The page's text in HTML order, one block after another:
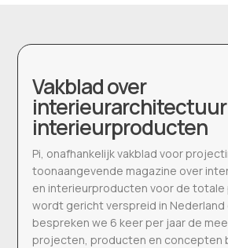
Vakblad over
interieurproducten
Pi, onafhankelijk vakblad voor
toonaangevende magazine over
en interieurproducten voor de
wordt gericht verspreid in Nederland
bespreken we 6 keer per jaar de
projecten, producten en concepten